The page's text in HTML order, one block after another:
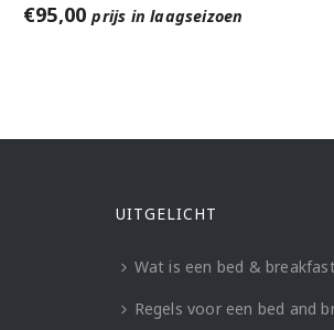
€95,00 prijs in laagseizoen
UITGELICHT
Wat is een bed &
Regels voor een bed and